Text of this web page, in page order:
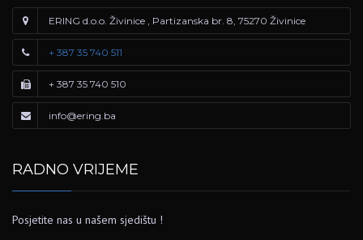
ERING d.o.o. Živinice , Partizanska br. 8, 75270 Živinice
+ 387 35 740 511
+ 387 35 740 510
info@ering.ba
RADNO VRIJEME
Posjetite nas u našem sjedištu !